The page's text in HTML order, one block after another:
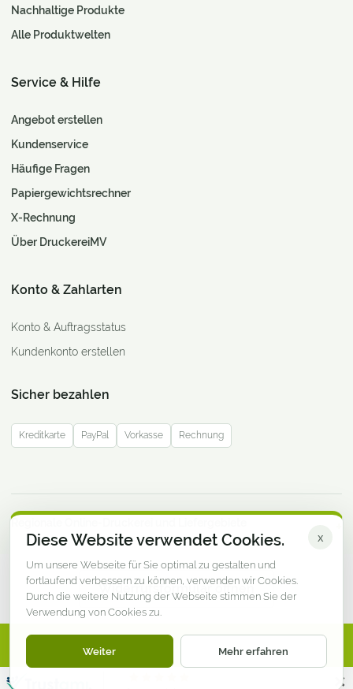
Nachhaltige Produkte
Alle Produktwelten
Service & Hilfe
Angebot erstellen
Kundenservice
Häufige Fragen
Papiergewichtsrechner
X-Rechnung
Über DruckereiMV
Konto & Zahlarten
Konto & Auftragsstatus
Kundenkonto erstellen
Sicher bezahlen
Kreditkarte PayPal Vorkasse Rechnung
Regionale Online-Druckerei und Liefergebiete
Widerrufsformular öffnen
© DruckereiMV.de · Online-Druckerei aus Mecklenburg-
Vorpommern
Diese Website verwendet Cookies.
Um unsere Webseite für Sie optimal zu gestalten und
fortlaufend verbessern zu können, verwenden wir Cookies.
Durch die weitere Nutzung der Webseite stimmen Sie der
Verwendung von Cookies zu.
Weiter Mehr erfahren
x
✕